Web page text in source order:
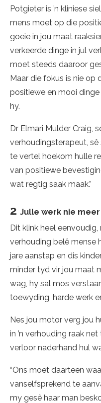
Potgieter is ’n kliniese
mens moet op die
goeie in jou maat
verkeerde dinge in jul
moet steeds daaroor
Maar die fokus is nie op
positiewe en mooi dinge
hy.
Dr Elmari Mulder Craig,
verhoudingsterapeut,
te vertel hoekom hulle
van positiewe
wat regtig saak maak.”
2 Julle werk nie
Dit klink heel eenvoudig,
verhouding belê mense
jare aanstap en dis
minder tyd vir jou maat
wag, hy sal mos
toewyding, harde werk
Nes jou motor verg jou
in ’n verhouding raak
verloor naderhand hul
“Ons moet daarteen
vanselfsprekend te
my gesê haar man